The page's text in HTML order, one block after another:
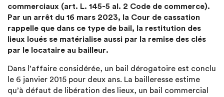
commerciaux (art. L. 145-5 al. 2 Code de commerce).
Par un arrêt du 16 mars 2023, la Cour de cassation
rappelle que dans ce type de bail, la restitution des
lieux loués se matérialise aussi par la remise des clés
par le locataire au bailleur.
Dans l’affaire considérée, un bail dérogatoire est conclu
le 6 janvier 2015 pour deux ans. La bailleresse estime
qu’à défaut de libération des lieux, un bail commercial